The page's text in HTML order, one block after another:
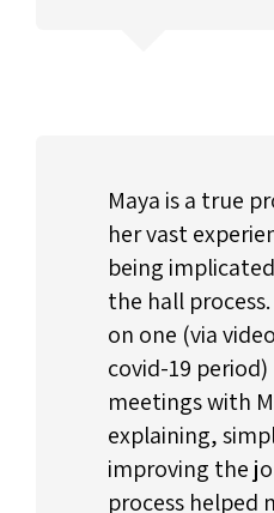
Maya is a true
her vast
being
the hall
on one (via
covid-19
meetings with
explaining,
improving the
process helped